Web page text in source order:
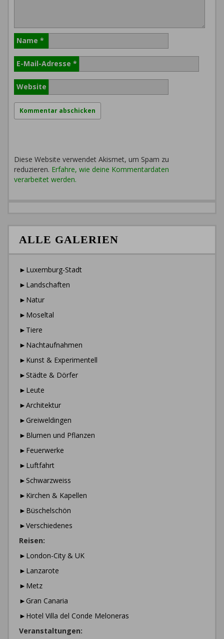
Name *
E-Mail-Adresse *
Website
Diese Website verwendet Akismet, um Spam zu
reduzieren. Erfahre, wie deine Kommentardaten
verarbeitet werden.
ALLE GALERIEN
►Luxemburg-Stadt
►Landschaften
►Natur
►Moseltal
►Tiere
►Nachtaufnahmen
►Kunst & Experimentell
►Städte & Dörfer
►Leute
►Architektur
►Greiweldingen
►Blumen und Pflanzen
►Feuerwerke
►Luftfahrt
►Schwarzweiss
►Kirchen & Kapellen
►Büschelschön
►Verschiedenes
Reisen:
►London-City & UK
►Lanzarote
►Metz
►Gran Canaria
►Hotel Villa del Conde Meloneras
Veranstaltungen: